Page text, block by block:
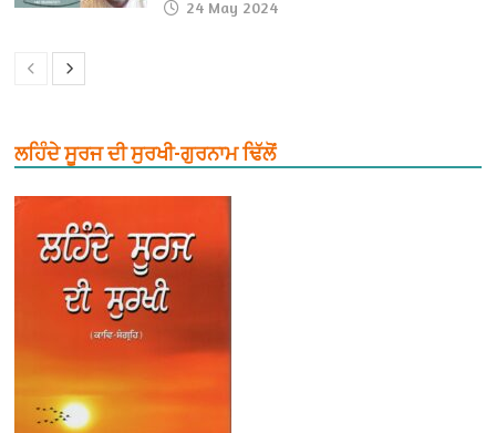
24 May 2024
ਲਹਿੰਦੇ ਸੂਰਜ ਦੀ ਸੁਰਖੀ-ਗੁਰਨਾਮ ਢਿੱਲੋਂ